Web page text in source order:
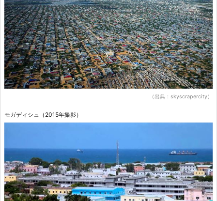
（出典：skyscrapercity）
モガディシュ（2015年撮影）